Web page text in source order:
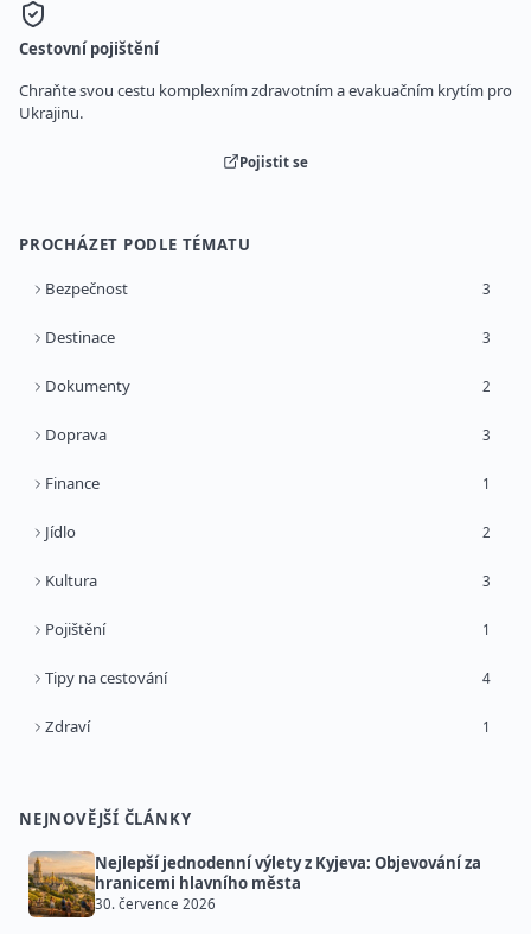
Cestovní pojištění
Chraňte svou cestu komplexním zdravotním a evakuačním krytím pro
Ukrajinu.
Pojistit se
PROCHÁZET PODLE TÉMATU
Bezpečnost 3
Destinace 3
Dokumenty 2
Doprava 3
Finance 1
Jídlo 2
Kultura 3
Pojištění 1
Tipy na cestování 4
Zdraví 1
NEJNOVĚJŠÍ ČLÁNKY
Nejlepší jednodenní výlety z Kyjeva: Objevování za
hranicemi hlavního města
30. července 2026